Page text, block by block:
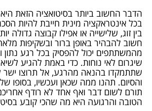
הדבר החשוב ביותר בסיטואציה הזאת
בכל אינטראקציה מינית חייבת להיות
בין זוג, שלישייה או אפילו קבוצה גדולה
חשוב להבהיר באופן ברור ובשקיפות
מהמשתתפים יכול להפסיק בכל רגע נתון
שיגרום לאי נוחות. כדי באמת להגיע
שתתמקדו בהנאה מהרגע, אל תרוצו ישר
והסיום. תהנו ממה שכאן ועכשיו, בסופו
תורם לשום דבר ואף אחד לא רודף אחריכם
הטובה והרגועה היא מה שהכי קובע